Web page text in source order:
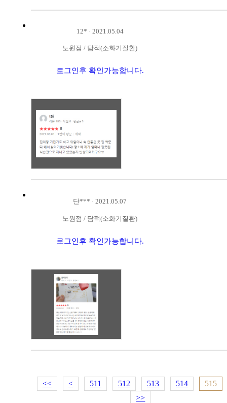
12* · 2021.05.04
노원점 / 담적(소화기질환)
로그인후 확인가능합니다.
단*** ·2021.05.07
노원점 / 담적(소화기질환)
로그인후 확인가능합니다.
<< < 511 512 513 514
515
>>